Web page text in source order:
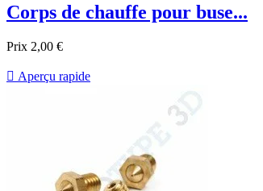
Corps de chauffe pour buse...
Prix 2,00 €
 Aperçu rapide